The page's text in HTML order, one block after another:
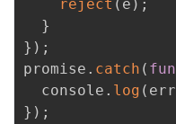
reject ( e ) ;
}
} ) ;
promise . catch (
  console
. log (
} ) ;